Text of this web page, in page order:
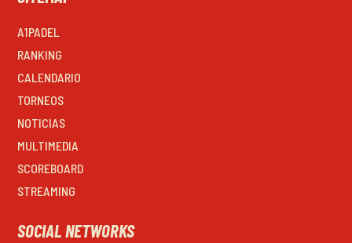
A1PADEL
RANKING
CALENDARIO
TORNEOS
NOTICIAS
MULTIMEDIA
SCOREBOARD
STREAMING
SOCIAL NETWORKS